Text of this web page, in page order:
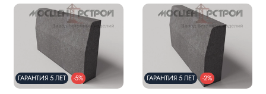
ГАРАНТИЯ 5 ЛЕТ -5% ГАРАНТИЯ 5 ЛЕТ -2%